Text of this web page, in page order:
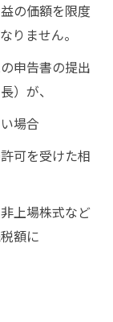
の価額を限度
りません。
告書の提出
）が、
場合
を受けた相
場株式など
額に